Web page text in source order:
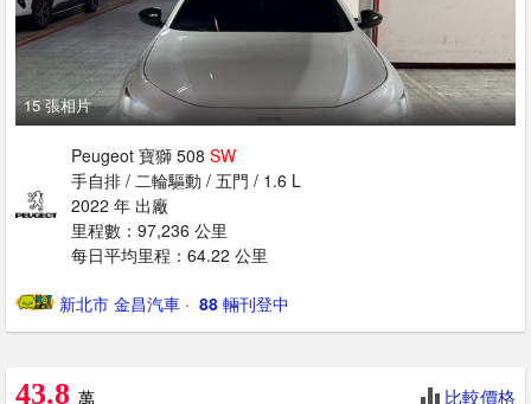
15 張相片
Peugeot 寶獅 508 SW
手自排 / 二輪驅動 / 五門 / 1.6 L
2022 年 出廠
里程數：97,236 公里
每日平均里程：64.22 公里
新北市 金昌汽車 · ‎ 88 輛刊登中
43.8 萬 比較價格